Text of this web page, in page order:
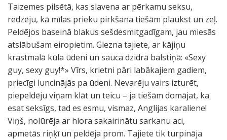
Taizemes pilsētā, kas slavena ar pērkamu seksu,
redzēju, kā mīlas prieku pirkšana tiešām plaukst un zeļ.
Peldējos baseinā blakus sešdesmitgadīgam, jau miesās
atslābušam eiropietim. Glezna tajiete, ar kājiņu
krastmalā kūla ūdeni un sauca dzidrā balstiņā: «Sexy
guy, sexy guy!*» Vīrs, krietni pāri labākajiem gadiem,
priecīgi luncinājās pa ūdeni. Nevarēju vairs izturēt,
piepeldēju viņam klāt un teicu – ja tiešām domājat, ka
esat seksīgs, tad es esmu, vismaz, Anglijas karaliene!
Viņš, nolūrēja ar hlora sakairinātu sarkanu aci,
apmetās riņķī un peldēja prom. Tajiete tik turpināja